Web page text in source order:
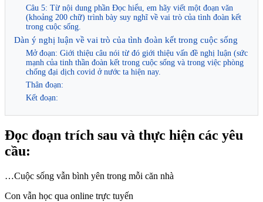
Câu 5: Từ nội dung phần Đọc hiểu, em hãy viết một đoạn văn
(khoảng 200 chữ) trình bày suy nghĩ về vai trò của tình đoàn kết
trong cuộc sống.
Dàn ý nghị luận về vai trò của tình đoàn kết trong cuộc sống
Mở đoạn: Giới thiệu câu nói từ đó giới thiệu vấn đề nghị luận (sức
mạnh của tinh thần đoàn kết trong cuộc sống và trong việc phòng
chống đại dịch covid ở nước ta hiện nay.
Thân đoạn:
Kết đoạn:
Đọc đoạn trích sau và thực hiện các yêu
cầu:
…Cuộc sống vẫn bình yên trong mỗi căn nhà
Con vẫn học qua online trực tuyến